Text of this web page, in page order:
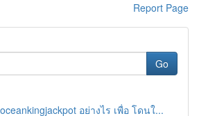
Report Page
Go
อย่างไร เพื่อ โดนใ...